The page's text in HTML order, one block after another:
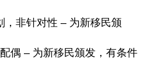
，非针对性 – 为新移民颁
偶 – 为新移民颁发，有条件